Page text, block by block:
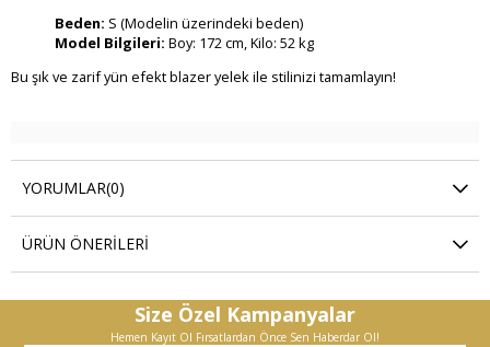
Beden: S (Modelin üzerindeki beden)
Model Bilgileri: Boy: 172 cm, Kilo: 52 kg
Bu şık ve zarif yün efekt blazer yelek ile stilinizi tamamlayın!
YORUMLAR(0)
ÜRÜN ÖNERILERI
Size Özel Kampanyalar
Hemen Kayıt Ol Fırsatlardan Önce Sen Haberdar Ol!